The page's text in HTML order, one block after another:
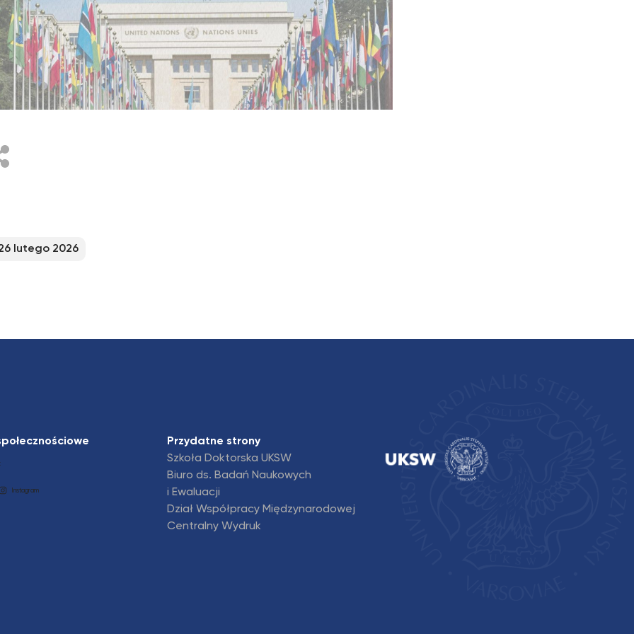
lutego 2026
Instagram
Przydatne strony
Szkoła Doktorska UKSW
Biuro ds. Badań Naukowych
i Ewaluacji
Dział Współpracy Międzynarodowej
Centralny Wydruk